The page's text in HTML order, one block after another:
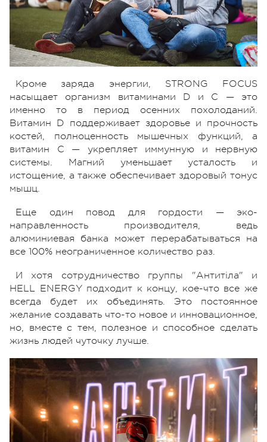
Кроме заряда энергии, STRONG FOCUS
насыщает организм витаминами D и С — это
именно то в период осенних похолоданий.
Витамин D поддерживает здоровье и прочность
костей, полноценность мышечных функций, а
витамин С — укрепляет иммунную и нервную
системы. Магний уменьшает усталость и
истощение, а также обеспечивает здоровый тонус
мышц.
Еще один повод для гордости — эко-
направленность производителя, ведь
алюминиевая банка может перерабатываться на
все 100% неограниченное количество раз.
И хотя сотрудничество группы "Антитіла" и
HELL ENERGY подходит к концу, кое-что все же
всегда будет их объединять. Это постоянное
желание создавать что-то новое и инновационное,
но, вместе с тем, полезное и способное сделать
жизнь людей чуточку лучше.